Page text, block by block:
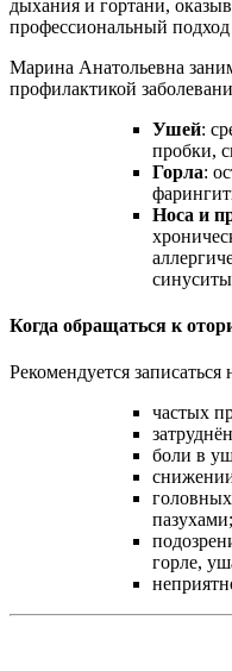
дыхания и гортани,
профессиональный
Марина Анатольевна
профилактикой
Ушей:
пробки,
Горла:
Носа и
Когда обращаться к
Рекомендуется
частых
боли в
пазухами;
горле,